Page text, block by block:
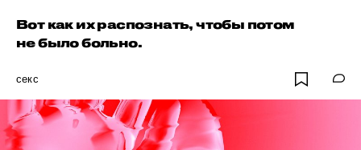
Вот как их распознать, чтобы потом
не было больно.
секс